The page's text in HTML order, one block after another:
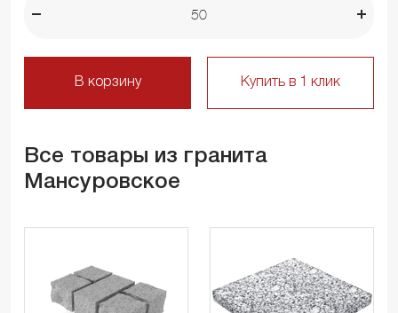
В корзину Купить в 1 клик
Все товары из гранита
Мансуровское